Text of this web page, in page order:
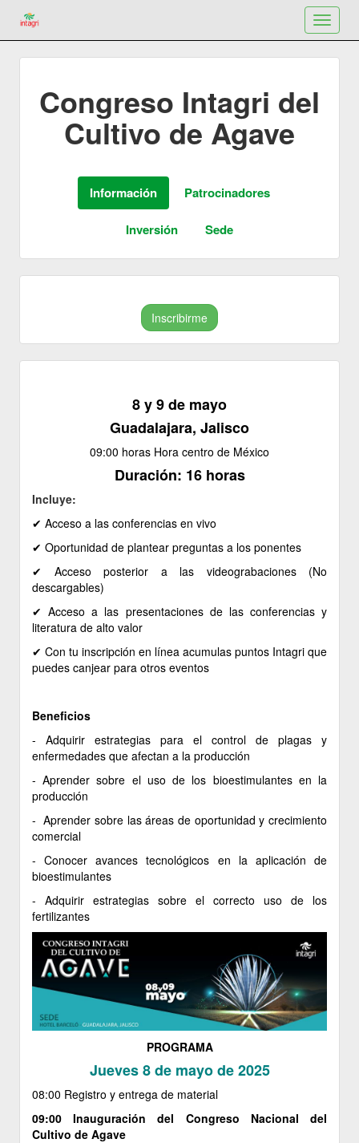
Toggle
Congreso Intagri del
Cultivo de Agave
Inscribirme
8 y 9 de mayo
Guadalajara, Jalisco
09:00 horas Hora centro de México
Duración: 16 horas
Incluye:
✔ ​Acceso a las conferencias en vivo
✔ ​Oportunidad de plantear preguntas a los ponentes
✔ ​Acceso posterior a las videograbaciones (No
descargables)
✔ ​Acceso a las presentaciones de las conferencias y
literatura de alto valor
✔ ​Con tu inscripción en línea acumulas puntos Intagri que
puedes canjear para otros eventos
Beneficios
- Adquirir estrategias para el control de plagas y
enfermedades que afectan a la producción
- Aprender sobre el uso de los bioestimulantes en la
producción
- Aprender sobre las áreas de oportunidad y crecimiento
comercial
- Conocer avances tecnológicos en la aplicación de
bioestimulantes
- Adquirir estrategias sobre el correcto uso de los
fertilizantes
PROGRAMA
Jueves 8 de mayo de 2025
08:00 Registro y entrega de material
09:00 Inauguración del Congreso Nacional del
Cultivo de Agave